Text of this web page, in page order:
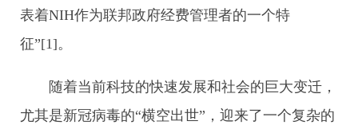
表着NIH作为联邦政府经费管理者的一个特
征”[1]。
随着当前科技的快速发展和社会的巨大变迁，
尤其是新冠病毒的“横空出世”，迎来了一个复杂的